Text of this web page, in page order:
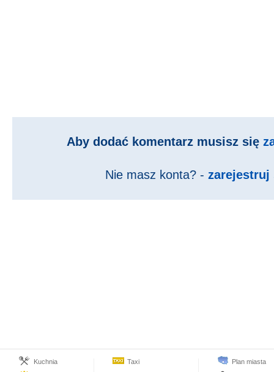
Aby dodać komentarz musisz się
Nie masz konta? - zarejestruj
Kuchnia
Taxi
Plan miasta